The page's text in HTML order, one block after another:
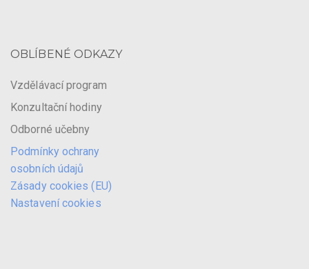
OBLÍBENÉ ODKAZY
Vzdělávací program
Konzultační hodiny
Odborné učebny
Podmínky ochrany
osobních údajů
Zásady cookies (EU)
Nastavení cookies